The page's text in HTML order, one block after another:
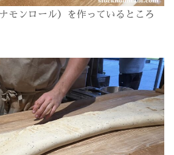
モンロール）を作っているところ